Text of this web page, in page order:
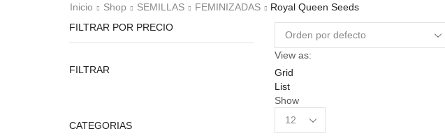
Inicio Shop SEMILLAS FEMINIZADAS Royal Queen Seeds
View as:
Grid
List
Show
FILTRAR POR PRECIO
mínimo
máximo
FILTRAR
CATEGORIAS